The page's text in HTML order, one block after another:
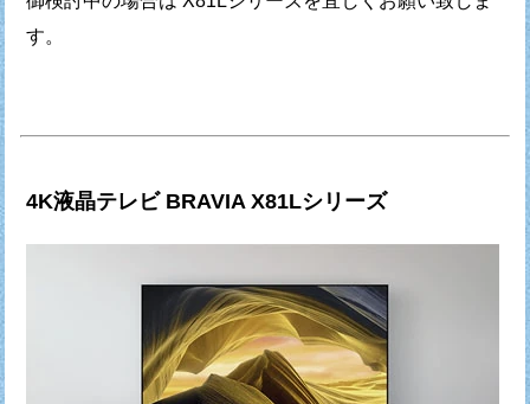
す。
4K液晶テレビ BRAVIA X81Lシリーズ